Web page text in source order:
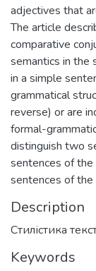
adjectives that
The article
comparative
semantics in the
in a simple
grammatical
reverse) or are
formal-
distinguish two
sentences of the
sentences of the
Description
Стилістика
Keywords